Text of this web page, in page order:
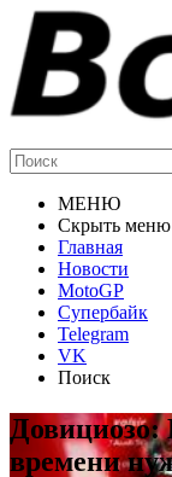
МЕНЮ
Скрыть меню
Главная
Новости
MotoGP
Супербайк
Telegram
VK
Поиск
Довициозо:
времени